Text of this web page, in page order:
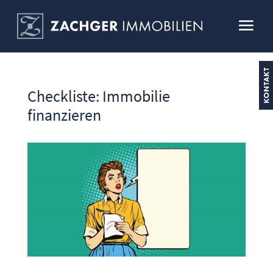
Checkliste: Immobilie
finanzieren